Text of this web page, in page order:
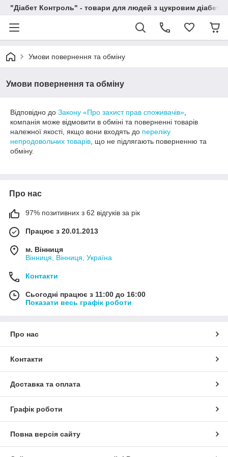
"Діабет Контроль" - товари для людей з цукровим
Умови повернення та обміну
Умови повернення та обміну
Відповідно до Закону «Про захист прав споживачів»
компанія може відмовити в обміні та поверненні товарів
належної якості, якщо вони входять до переліку
непродовольчих товарів , що не підлягають поверненню та
обміну.
Про нас
97% позитивних з 62 відгуків за рік
Працює з 20.01.2013
м. Вінниця
Вінниця, Вінниця, Україна
Контакти
Сьогодні працює з 11:00 до 16:00
Показати весь графік роботи
Про нас
Контакти
Доставка та оплата
Графік роботи
Повна версія сайту